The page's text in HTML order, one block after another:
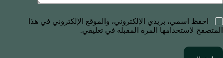
احفظ اسمي، بريدي الإلكتروني، والموقع الإلكتروني في هذا
المتصفح لاستخدامها المرة المقبلة في تعليقي.